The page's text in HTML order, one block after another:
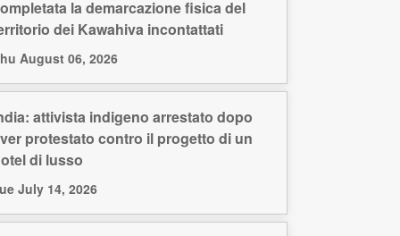
la demarcazione fisica del
dei Kawahiva incontattati
August 06, 2026
attivista indigeno arrestato dopo
protestato contro il progetto di un
di lusso
July 14, 2026